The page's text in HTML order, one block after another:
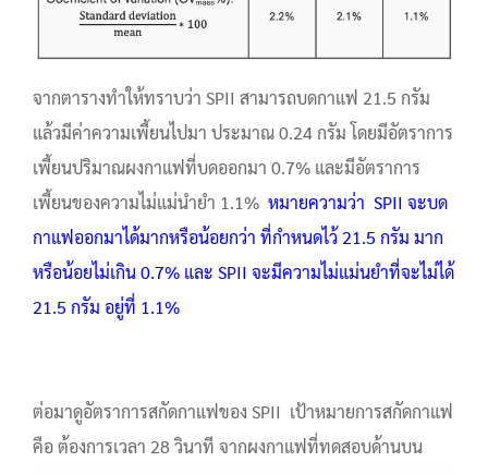
จากตารางทำให้ทราบว่า SPII สามารถบดกาแฟ 21.5 กรัม
แล้วมีค่าความเพี้ยนไปมา ประมาณ 0.24 กรัม โดยมีอัตราการ
เพี้ยนปริมาณผงกาแฟที่บดออกมา 0.7% และมีอัตราการ
เพี้ยนของความไม่แม่นำยำ 1.1% หมายความว่า SPII จะบด
กาแฟออกมาได้มากหรือน้อยกว่า ที่กำหนดไว้ 21.5 กรัม มาก
หรือน้อยไม่เกิน 0.7% และ SPII จะมีความไม่แม่นยำที่จะไม่ได้
21.5 กรัม อยู่ที่ 1.1%
ต่อมาดูอัตราการสกัดกาแฟของ SPII เป้าหมายการสกัดกาแฟ
คือ ต้องการเวลา 28 วินาที จากผงกาแฟที่ทดสอบด้านบน